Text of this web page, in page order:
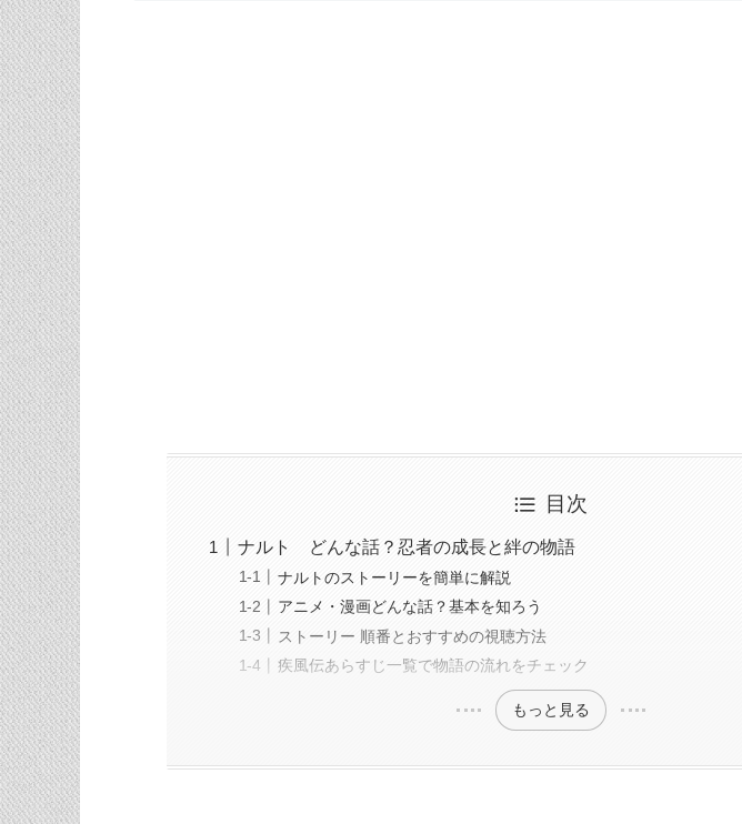
目次
ナルト どんな話？忍者の成長と絆の物語
ナルトのストーリーを簡単に解説
アニメ・漫画どんな話？基本を知ろう
ストーリー 順番とおすすめの視聴方法
疾風伝あらすじ一覧で物語の流れをチェック
もっと見る